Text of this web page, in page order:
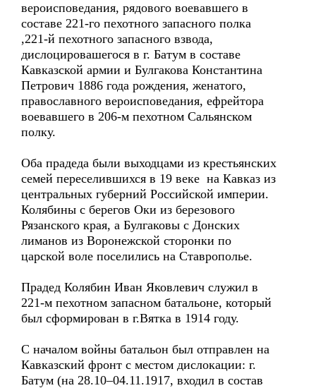
вероисповедания, рядового воевавшего в
составе 221-го пехотного запасного полка
,221-й пехотного запасного взвода,
дислоцировашегося в г. Батум в составе
Кавказской армии и Булгакова Константина
Петрович 1886 года рождения, женатого,
православного вероисповедания, ефрейтора
воевавшего в 206-м пехотном Сальянском
полку.
Оба прадеда были выходцами из крестьянских
семей переселившихся в 19 веке на Кавказ из
центральных губерний Российской империи.
Колябины с берегов Оки из березового
Рязанского края, а Булгаковы с Донских
лиманов из Воронежской сторонки по
царской воле поселились на Ставрополье.
Прадед Колябин Иван Яковлевич служил в
221-м пехотном запасном батальоне, который
был сформирован в г.Вятка в 1914 году.
С началом войны батальон был отправлен на
Кавказский фронт с местом дислокации: г.
Батум (на 28.10–04.11.1917, входил в состав